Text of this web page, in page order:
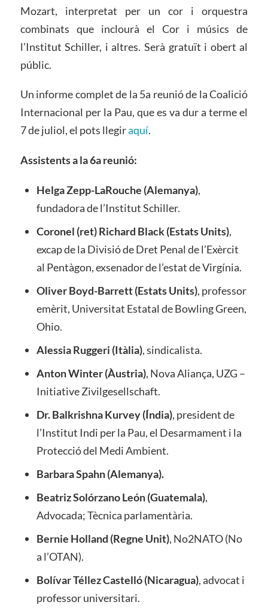
Mozart, interpretat per un cor i orquestra
combinats que inclourà el Cor i músics de
l’Institut Schiller, i altres. Serà gratuït i obert al
públic.
Un informe complet de la 5a reunió de la Coalició
Internacional per la Pau, que es va dur a terme el
7 de juliol, el pots llegiraquí.
Assistents a la 6a reunió:
Helga Zepp-LaRouche (Alemanya),
fundadora de l’Institut Schiller.
Coronel (ret) Richard Black (Estats Units),
excap de la Divisió de Dret Penal de l’Exèrcit
al Pentàgon, exsenador de l’estat de Virgínia.
Oliver Boyd-Barrett (Estats Units), professor
emèrit, Universitat Estatal de Bowling Green,
Ohio.
Alessia Ruggeri (Itàlia), sindicalista.
Anton Winter (Àustria), Nova Aliança, UZG –
Initiative Zivilgesellschaft.
Dr. Balkrishna Kurvey (Índia), president de
l’Institut Indi per la Pau, el Desarmament i la
Protecció del Medi Ambient.
Barbara Spahn (Alemanya).
Beatriz Solórzano León (Guatemala),
Advocada; Tècnica parlamentària.
Bernie Holland (Regne Unit), No2NATO (No
a l’OTAN).
Bolívar Téllez Castelló (Nicaragua), advocat i
professor universitari.